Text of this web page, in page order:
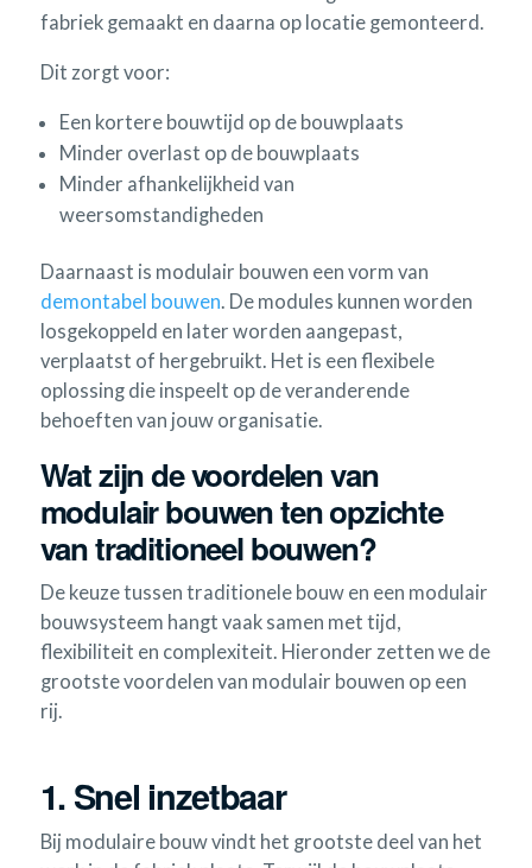
fabriek gemaakt en daarna op locatie gemonteerd.
Dit zorgt voor:
Een kortere bouwtijd op de bouwplaats
Minder overlast op de bouwplaats
Minder afhankelijkheid van
weersomstandigheden
Daarnaast is modulair bouwen een vorm van
demontabel bouwen. De modules kunnen worden
losgekoppeld en later worden aangepast,
verplaatst of hergebruikt. Het is een flexibele
oplossing die inspeelt op de veranderende
behoeften van jouw organisatie.
Wat zijn de voordelen van
modulair bouwen ten opzichte
van traditioneel bouwen?
De keuze tussen traditionele bouw en een modulair
bouwsysteem hangt vaak samen met tijd,
flexibiliteit en complexiteit. Hieronder zetten we de
grootste voordelen van modulair bouwen op een
rij.
1. Snel inzetbaar
Bij modulaire bouw vindt het grootste deel van het